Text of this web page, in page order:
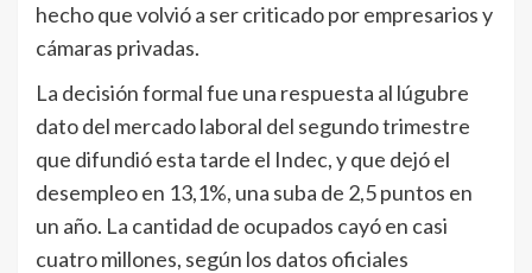
hecho que volvió a ser criticado por empresarios y
cámaras privadas.
La decisión formal fue una respuesta al lúgubre
dato del mercado laboral del segundo trimestre
que difundió esta tarde el Indec, y que dejó el
desempleo en 13,1%, una suba de 2,5 puntos en
un año. La cantidad de ocupados cayó en casi
cuatro millones, según los datos oficiales